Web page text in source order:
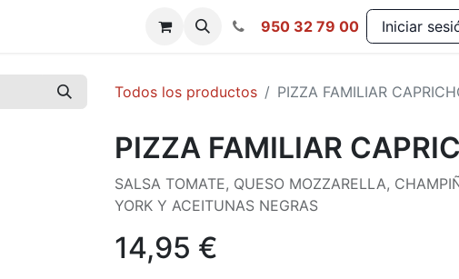
950 32 79 00 Iniciar
Todos los productos PIZZA FAMILIAR
PIZZA FAMILIAR
SALSA TOMATE, QUESO MOZZARELLA,
YORK Y ACEITUNAS NEGRAS
14,95 €